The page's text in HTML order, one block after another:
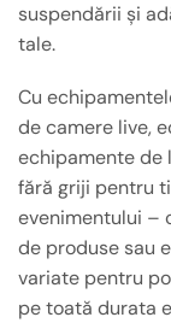
suspendării și
tale.
Cu
de camere live,
echipamente de
fără griji pentru
evenimentului –
de produse sau
variate pentru
pe toată durata